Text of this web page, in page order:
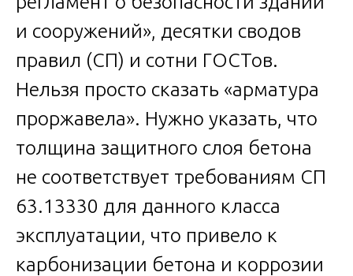
и сооружений», десятки сводов
правил (СП) и сотни ГОСТов.
Нельзя просто сказать «арматура
проржавела». Нужно указать, что
толщина защитного слоя бетона
не соответствует требованиям СП
63.13330 для данного класса
эксплуатации, что привело к
карбонизации бетона и коррозии